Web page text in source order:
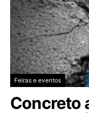
Feiras e eventos
Concreto